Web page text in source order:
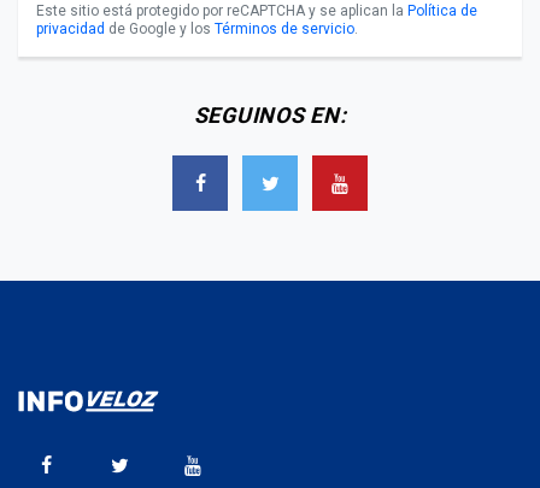
Este sitio está protegido por reCAPTCHA y se aplican la Política de
privacidad de Google y los Términos de servicio.
SEGUINOS EN: